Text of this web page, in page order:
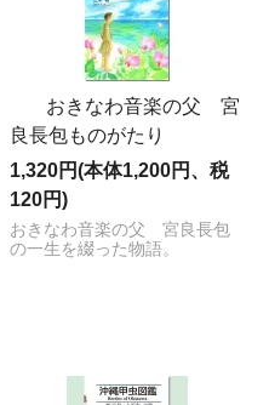
おきなわ音楽の父 宮
良長包ものがたり
1,320円(本体1,200円、税
120円)
おきなわ音楽の父 宮良長包
の一生を綴った物語。